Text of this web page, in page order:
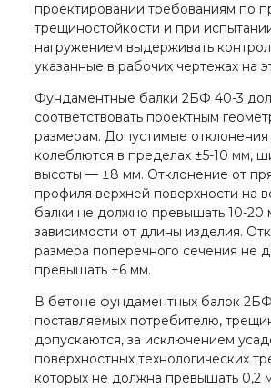
проектировании требованиям по
трещиностойкости и при
нагружением выдерживать
указанные в рабочих чертежах на
Фундаментные балки 2БФ 40-3
соответствовать проектным
размерам. Допустимые
колеблются в пределах ±5-10 мм,
высоты — ±8 мм. Отклонение от
профиля верхней поверхности на
балки не должно превышать 10-20
зависимости от длины изделия.
размера поперечного сечения не
превышать ±6 мм.
В бетоне фундаментных балок
поставляемых потребителю,
допускаются, за исключением
поверхностных технологических
которых не должна превышать 0,2